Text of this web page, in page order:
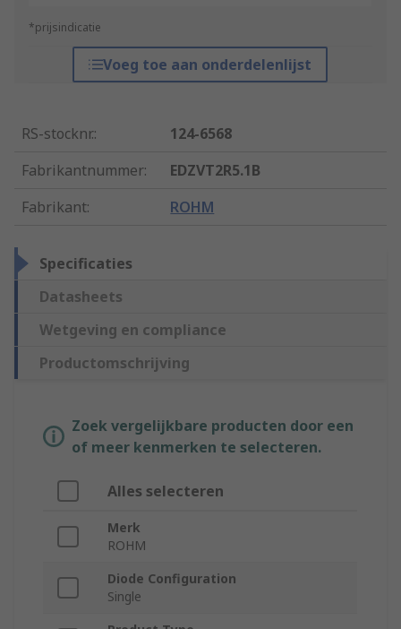
*prijsindicatie
Voeg toe aan onderdelenlijst
RS-stocknr.:
124-6568
Fabrikantnummer:
EDZVT2R5.1B
Fabrikant: ROHM
Specificaties
Datasheets
Wetgeving en compliance
Productomschrijving
Zoek vergelijkbare producten door een
of meer kenmerken te selecteren.
Alles selecteren
Merk
ROHM
Diode Configuration
Single